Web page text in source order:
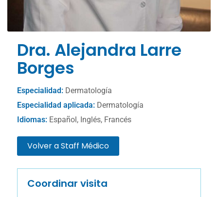
Dra. Alejandra Larre
Borges
Especialidad: Dermatología
Especialidad aplicada: Dermatología
Idiomas: Español, Inglés, Francés
Volver a Staff Médico
Coordinar visita